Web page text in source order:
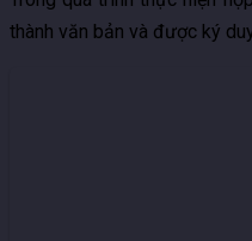
thành văn bản và được ký